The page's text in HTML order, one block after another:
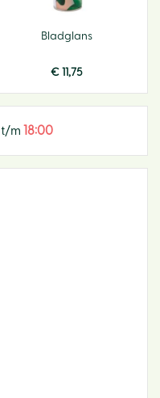
Bladglans
€ 11,75
t/m 18:00